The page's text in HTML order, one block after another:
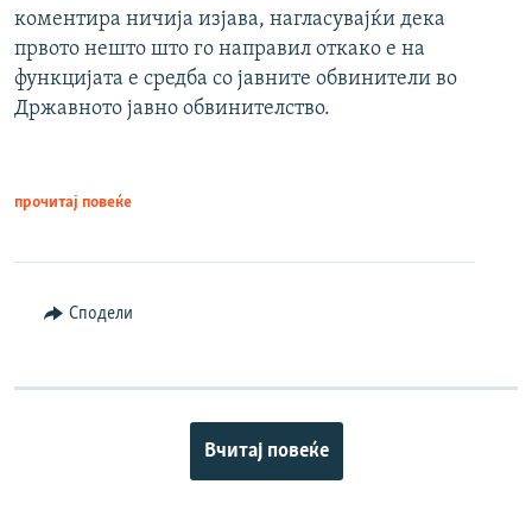
коментира ничија изјава, нагласувајќи дека
првото нешто што го направил откако е на
функцијата е средба со јавните обвинители во
Државното јавно обвинителство.
прочитај повеќе
Сподели
Вчитај повеќе